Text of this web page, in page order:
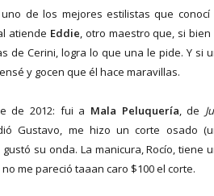
de los mejores estilistas que conocí
atiende Eddie, otro maestro que, si bien
de Cerini, logra lo que una le pide. Y si
y gocen que él hace maravillas.
de 2012: fui a Mala Peluquería, de
Gustavo, me hizo un corte osado
su onda. La manicura, Rocío, tiene
me pareció taaan caro $100 el corte.